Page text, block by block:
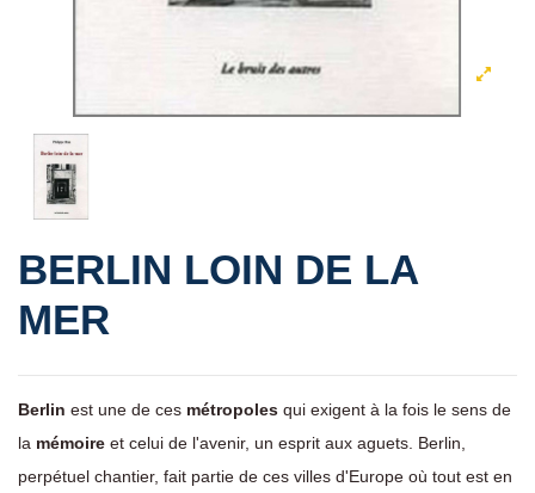
BERLIN LOIN DE LA
MER
Berlin est une de ces métropoles qui exigent à la fois le sens de
la mémoire et celui de l'avenir, un esprit aux aguets. Berlin,
perpétuel chantier, fait partie de ces villes d'Europe où tout est en